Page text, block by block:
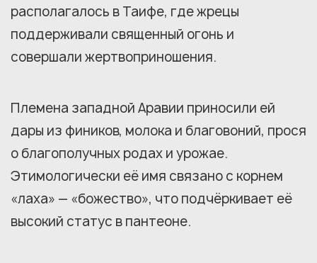
располагалось в Таифе, где жрецы
поддерживали священный огонь и
совершали жертвоприношения.
Племена западной Аравии приносили ей
дары из фиников, молока и благовоний, прося
о благополучных родах и урожае.
Этимологически её имя связано с корнем
«лаха» — «божество», что подчёркивает её
высокий статус в пантеоне.